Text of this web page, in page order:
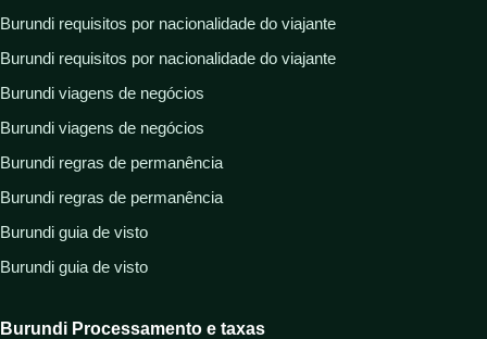
Burundi requisitos por nacionalidade do viajante
Burundi requisitos por nacionalidade do viajante
Burundi viagens de negócios
Burundi viagens de negócios
Burundi regras de permanência
Burundi regras de permanência
Burundi guia de visto
Burundi guia de visto
Burundi Processamento e taxas